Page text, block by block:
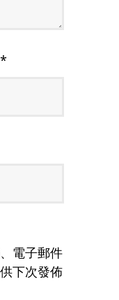
*
電子郵件
下次發佈